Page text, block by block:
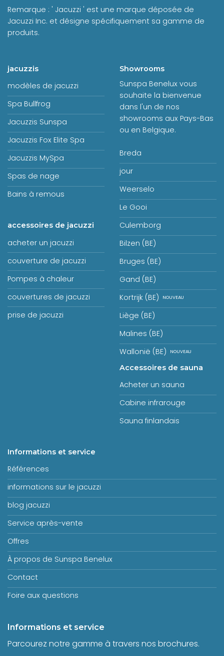
Remarque : ' Jacuzzi ' est une marque déposée de
Jacuzzi Inc. et désigne spécifiquement sa gamme de
produits.
jacuzzis
modèles de jacuzzi
Spa Bullfrog
Jacuzzis Sunspa
Jacuzzis Fox Elite Spa
Jacuzzis MySpa
Spas de nage
Bains à remous
accessoires de jacuzzi
acheter un jacuzzi
couverture de jacuzzi
Pompes à chaleur
couvertures de jacuzzi
prise de jacuzzi
Showrooms
Sunspa Benelux vous
souhaite la bienvenue
dans l'un de nos
showrooms aux Pays-Bas
ou en Belgique.
Breda
jour
Weerselo
Le Gooi
Culemborg
Bilzen (BE)
Bruges (BE)
Gand (BE)
Kortrijk (BE)
Liège (BE)
Malines (BE)
Wallonië (BE)
Accessoires de sauna
Acheter un sauna
Cabine infrarouge
Sauna finlandais
Informations et service
Références
informations sur le jacuzzi
blog jacuzzi
Service après-vente
Offres
À propos de Sunspa Benelux
Contact
Foire aux questions
Informations et service
Parcourez notre gamme à travers nos brochures.